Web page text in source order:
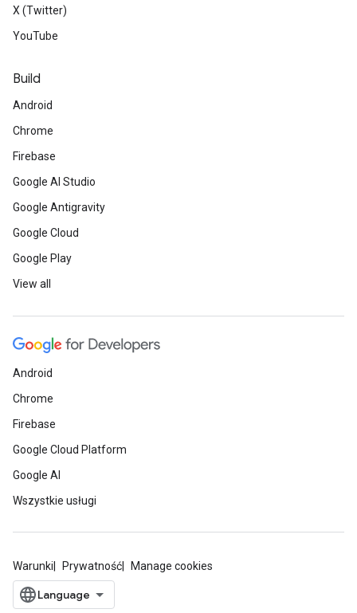
X (Twitter)
YouTube
Build
Android
Chrome
Firebase
Google AI Studio
Google Antigravity
Google Cloud
Google Play
View all
Android
Chrome
Firebase
Google Cloud Platform
Google AI
Wszystkie usługi
Warunki Prywatność Manage cookies